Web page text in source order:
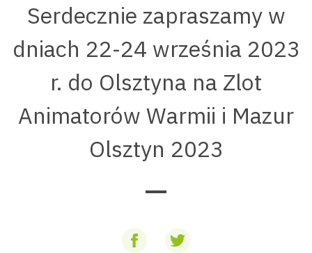
Serdecznie zapraszamy w
dniach 22-24 września 2023
r. do Olsztyna na Zlot
Animatorów Warmii i Mazur
Olsztyn 2023